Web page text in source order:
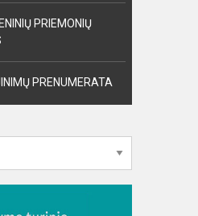
PRIEMONIŲ
PRENUMERATA